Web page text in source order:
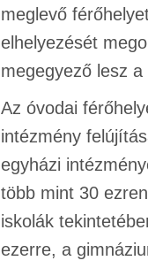
meglevő
elhelyezését
megegyező lesz
Az óvodai
intézmény
egyházi
több mint 30
iskolák
ezerre, a